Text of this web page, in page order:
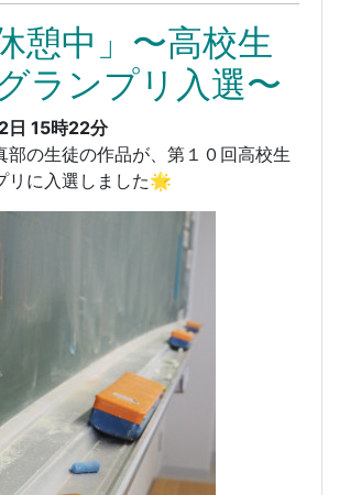
憩中」〜高校生
ランプリ入選〜
日 15時22分
部の生徒の作品が、第１０回高校生
リに入選しました🌟